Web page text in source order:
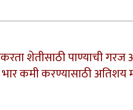
शेतीसाठी पाण्याची
करण्यासाठी अतिशय